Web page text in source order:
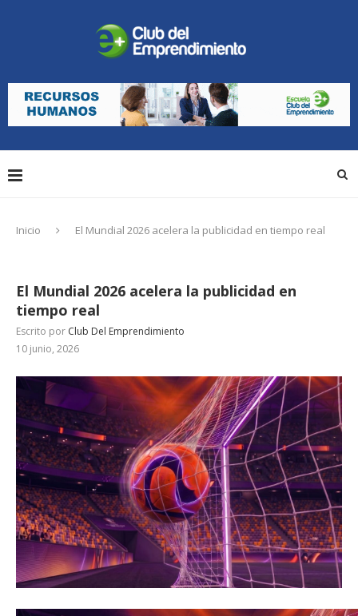
Inicio El Mundial 2026 acelera la publicidad en tiempo real
El Mundial 2026 acelera la publicidad en
tiempo real
Escrito por Club Del Emprendimiento
10 junio, 2026